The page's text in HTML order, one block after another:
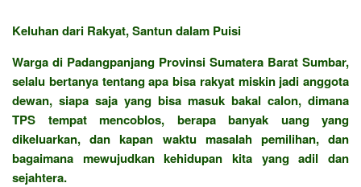
Keluhan dari Rakyat, Santun dalam Puisi
Warga di Padangpanjang Provinsi Sumatera Barat Sumbar,
selalu bertanya tentang apa bisa rakyat miskin jadi anggota
dewan, siapa saja yang bisa masuk bakal calon, dimana
TPS tempat mencoblos, berapa banyak uang yang
dikeluarkan, dan kapan waktu masalah pemilihan, dan
bagaimana mewujudkan kehidupan kita yang adil dan
sejahtera.